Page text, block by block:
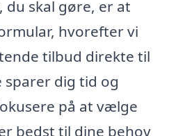
du skal gøre, er at
hvorefter vi
tilbud direkte til
sparer dig tid og
på at vælge
bedst til dine behov